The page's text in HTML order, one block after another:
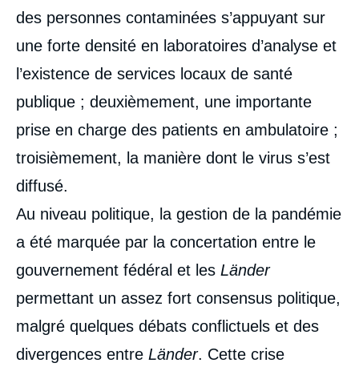
des personnes contaminées s’appuyant sur
une forte densité en laboratoires d’analyse et
l’existence de services locaux de santé
publique ; deuxièmement, une importante
prise en charge des patients en ambulatoire ;
troisièmement, la manière dont le virus s’est
diffusé.
Au niveau politique, la gestion de la pandémie
a été marquée par la concertation entre le
gouvernement fédéral et les Länder
permettant un assez fort consensus politique,
malgré quelques débats conflictuels et des
divergences entre Länder. Cette crise